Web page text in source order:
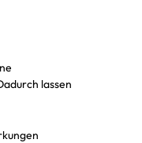
lassen